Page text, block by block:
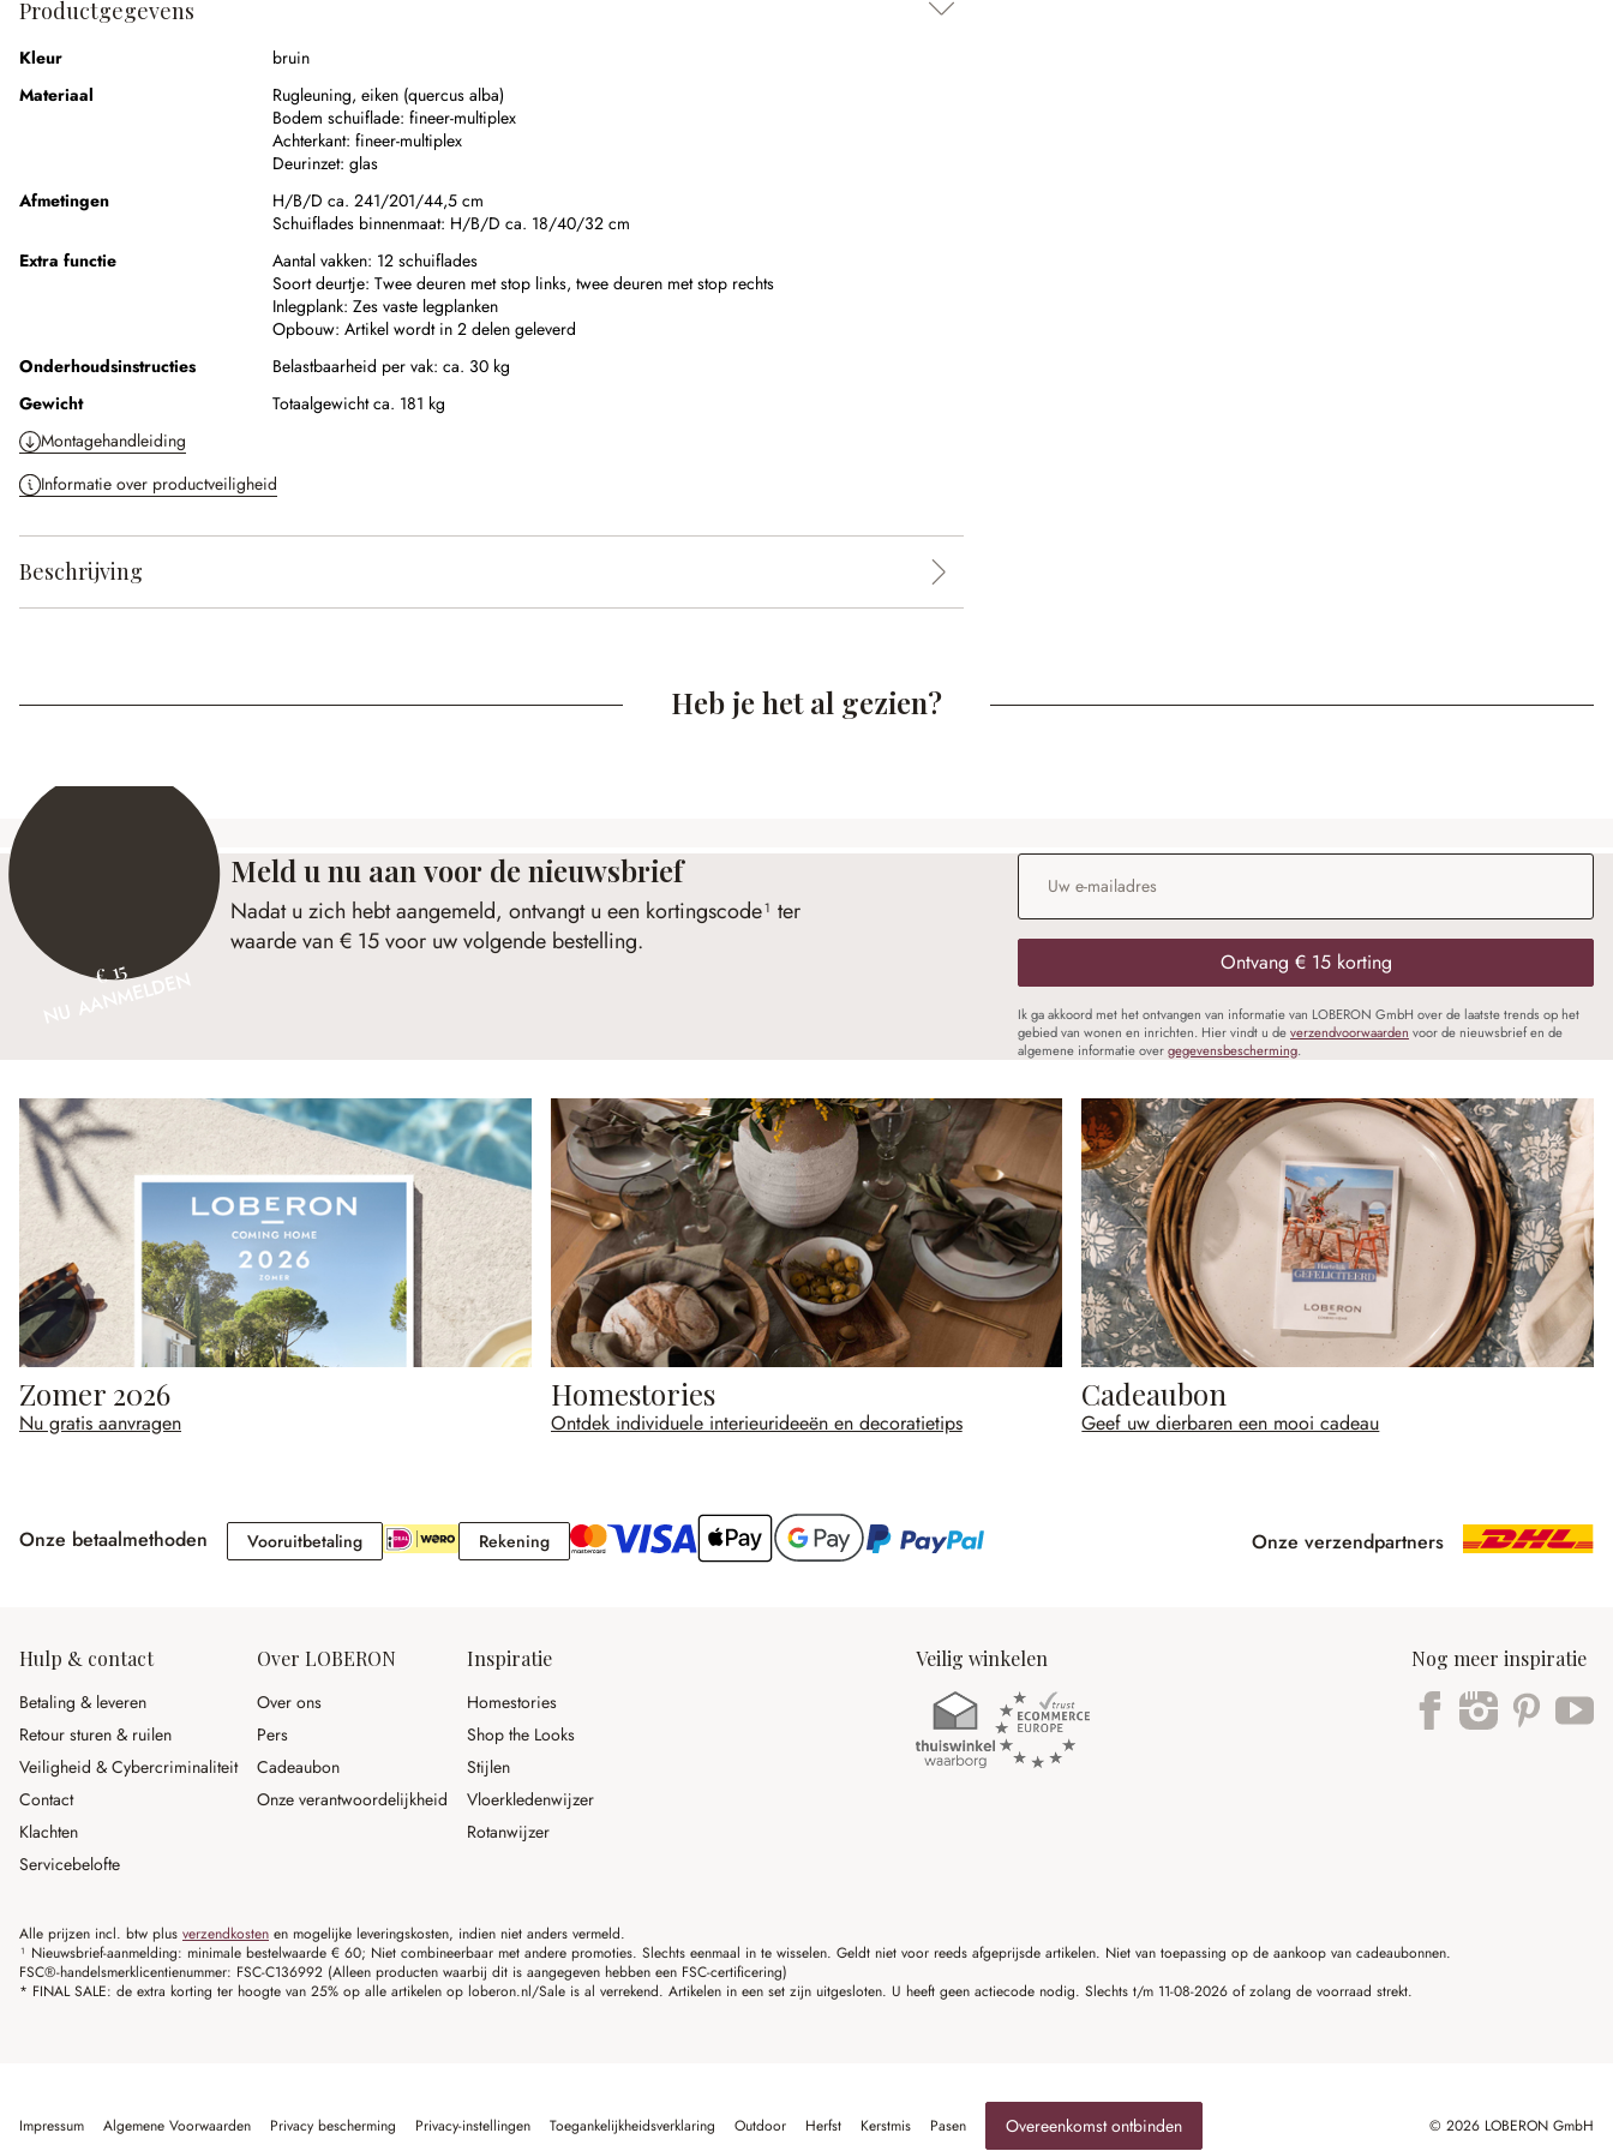
Productgegevens
Kleur
bruin
Materiaal
Rugleuning, eiken (quercus alba)
Bodem schuiflade: fineer-multiplex
Achterkant: fineer-multiplex
Deurinzet: glas
Afmetingen
H/B/D ca. 241/201/44,5 cm
Schuiflades binnenmaat: H/B/D ca. 18/40/32 cm
Extra functie
Aantal vakken: 12 schuiflades
Soort deurtje: Twee deuren met stop links, twee deuren met stop rechts
Inlegplank: Zes vaste legplanken
Opbouw: Artikel wordt in 2 delen geleverd
Onderhoudsinstructies
Belastbaarheid per vak: ca. 30 kg
Gewicht
Totaalgewicht ca. 181 kg
Montagehandleiding
Informatie over productveiligheid
Beschrijving
Heb je het al gezien?
€ 15
NU AANMELDEN
Meld u nu aan voor de nieuwsbrief
Nadat u zich hebt aangemeld, ontvangt u een kortingscode¹ ter
waarde van € 15 voor uw volgende bestelling.
E-mailadres
Ontvang € 15 korting
Ik ga akkoord met het ontvangen van informatie van LOBERON GmbH over de laatste trends op het
gebied van wonen en inrichten. Hier vindt u deverzendvoorwaarden voor de nieuwsbrief en de
algemene informatie overgegevensbescherming.
Zomer 2026
Nu gratis aanvragen
Homestories
Ontdek individuele interieurideeën en decoratietips
Cadeaubon
Geef uw dierbaren een mooi cadeau
Onze betaalmethoden VooruitbetalingVooruitbetaling RekeningRekening Onze verzendpartners
Hulp & contact
Betaling & leveren
Retour sturen & ruilen
Veiligheid & Cybercriminaliteit
Contact
Klachten
Servicebelofte
Over LOBERON
Over ons
Pers
Cadeaubon
Onze verantwoordelijkheid
Inspiratie
Homestories
Shop the Looks
Stijlen
Vloerkledenwijzer
Rotanwijzer
Veilig winkelen Nog meer inspiratie
Alle prijzen incl. btw plus verzendkosten en mogelijke leveringskosten, indien niet anders vermeld.
¹ Nieuwsbrief-aanmelding: minimale bestelwaarde € 60; Niet combineerbaar met andere promoties. Slechts eenmaal in te wisselen. Geldt niet voor reeds afgeprijsde artikelen. Niet van toepassing op de aankoop van cadeaubonnen.
FSC®-handelsmerklicentienummer: FSC-C136992 (Alleen producten waarbij dit is aangegeven hebben een FSC-certificering)
* FINAL SALE: de extra korting ter hoogte van 25% op alle artikelen op loberon.nl/Sale is al verrekend. Artikelen in een set zijn uitgesloten. U heeft geen actiecode nodig. Slechts t/m 11-08-2026 of zolang de voorraad strekt.
Impressum Algemene Voorwaarden Privacy bescherming Privacy-instellingen Toegankelijkheidsverklaring Outdoor Herfst Kerstmis Pasen Overeenkomst ontbinden © 2026 LOBERON GmbH